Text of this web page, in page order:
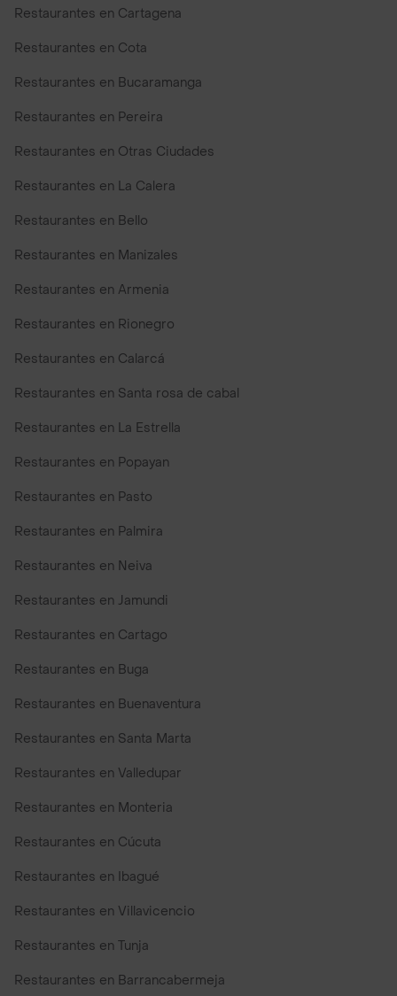
Restaurantes en Cartagena
Restaurantes en Cota
Restaurantes en Bucaramanga
Restaurantes en Pereira
Restaurantes en Otras Ciudades
Restaurantes en La Calera
Restaurantes en Bello
Restaurantes en Manizales
Restaurantes en Armenia
Restaurantes en Rionegro
Restaurantes en Calarcá
Restaurantes en Santa rosa de cabal
Restaurantes en La Estrella
Restaurantes en Popayan
Restaurantes en Pasto
Restaurantes en Palmira
Restaurantes en Neiva
Restaurantes en Jamundi
Restaurantes en Cartago
Restaurantes en Buga
Restaurantes en Buenaventura
Restaurantes en Santa Marta
Restaurantes en Valledupar
Restaurantes en Monteria
Restaurantes en Cúcuta
Restaurantes en Ibagué
Restaurantes en Villavicencio
Restaurantes en Tunja
Restaurantes en Barrancabermeja